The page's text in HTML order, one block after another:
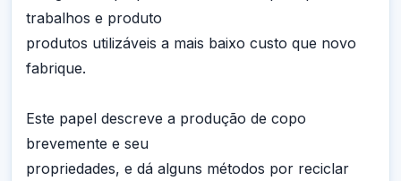
trabalhos e produto
produtos utilizáveis a mais baixo custo que novo
fabrique.
Este papel descreve a produção de copo
brevemente e seu
propriedades, e dá alguns métodos por reciclar